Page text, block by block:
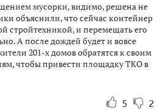
мусорки, видимо, решена не
объяснили, что сейчас контейнер
стройтехникой, и перемещать его
А после дождей будет и вовсе
201-х домов обратятся к своим
чтобы привести площадку ТКО в
5 2